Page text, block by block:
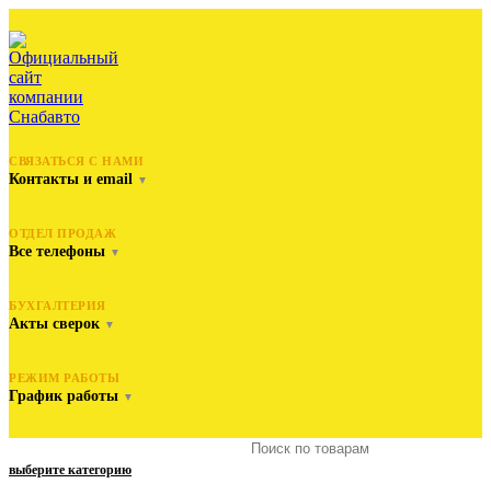
СВЯЗАТЬСЯ С НАМИ
Контакты и email ▼
ОТДЕЛ ПРОДАЖ
Все телефоны ▼
БУХГАЛТЕРИЯ
Акты сверок ▼
РЕЖИМ РАБОТЫ
График работы ▼
выберите категорию